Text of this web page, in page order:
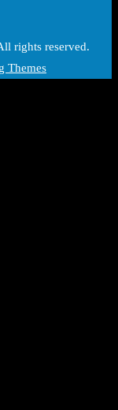
rights reserved.
Themes